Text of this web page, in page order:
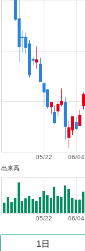
06/04
05/22
出来高
06/04
05/22
1日